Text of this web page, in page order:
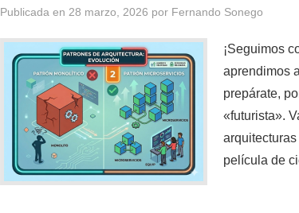
Publicada en 28 marzo, 2026 por Fernando Sonego
¡Seguimos
aprendimos
prepárate,
«futurista».
película de